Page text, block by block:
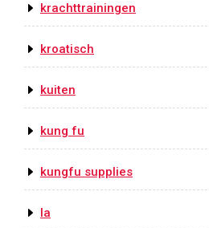
krachttrainingen
kroatisch
kuiten
kung fu
kungfu supplies
la